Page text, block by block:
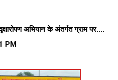
अभियान के अंतर्गत ग्राम पर....
PM